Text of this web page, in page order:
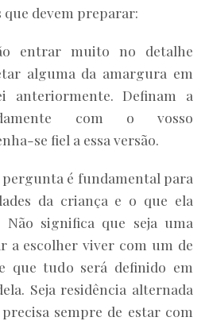
devem preparar:
entrar muito no detalhe
alguma da amargura em
anteriormente. Definam a
com o vosso
se fiel a essa versão.
pergunta é fundamental para
da criança e o que ela
significa que seja uma
a escolher viver com um de
que tudo será definido em
Seja residência alternada
sempre de estar com